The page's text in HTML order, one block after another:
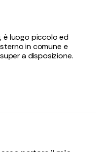
è luogo piccolo ed
in comune e
a disposizione.